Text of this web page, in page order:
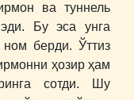
ва туннель
Бу эса унга
берди. Ўттиз
ҳозир ҳам
сотди. Шу